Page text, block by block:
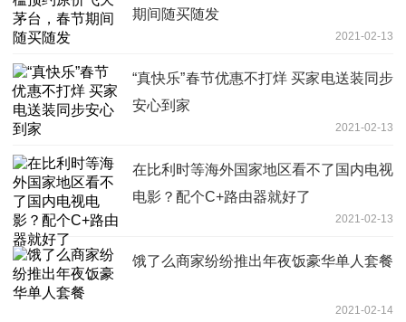
期间随买随发
2021-02-13
“真快乐”春节优惠不打烊 买家电送装同步
安心到家
2021-02-13
在比利时等海外国家地区看不了国内电视
电影？配个C+路由器就好了
2021-02-13
饿了么商家纷纷推出年夜饭豪华单人套餐
2021-02-14